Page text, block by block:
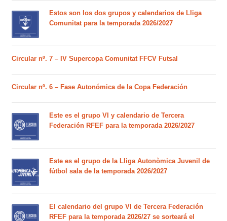
Estos son los dos grupos y calendarios de Lliga
Comunitat para la temporada 2026/2027
Circular nº. 7 – IV Supercopa Comunitat FFCV Futsal
Circular nº. 6 – Fase Autonómica de la Copa Federación
Este es el grupo VI y calendario de Tercera
Federación RFEF para la temporada 2026/2027
Este es el grupo de la Lliga Autonòmica Juvenil de
fútbol sala de la temporada 2026/2027
El calendario del grupo VI de Tercera Federación
RFEF para la temporada 2026/27 se sorteará el